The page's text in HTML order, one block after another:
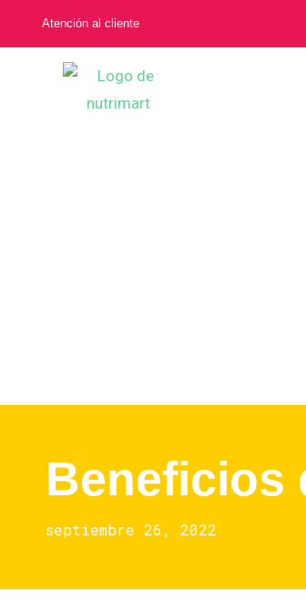
Atención al cliente
Beneficios
septiembre 26, 2022